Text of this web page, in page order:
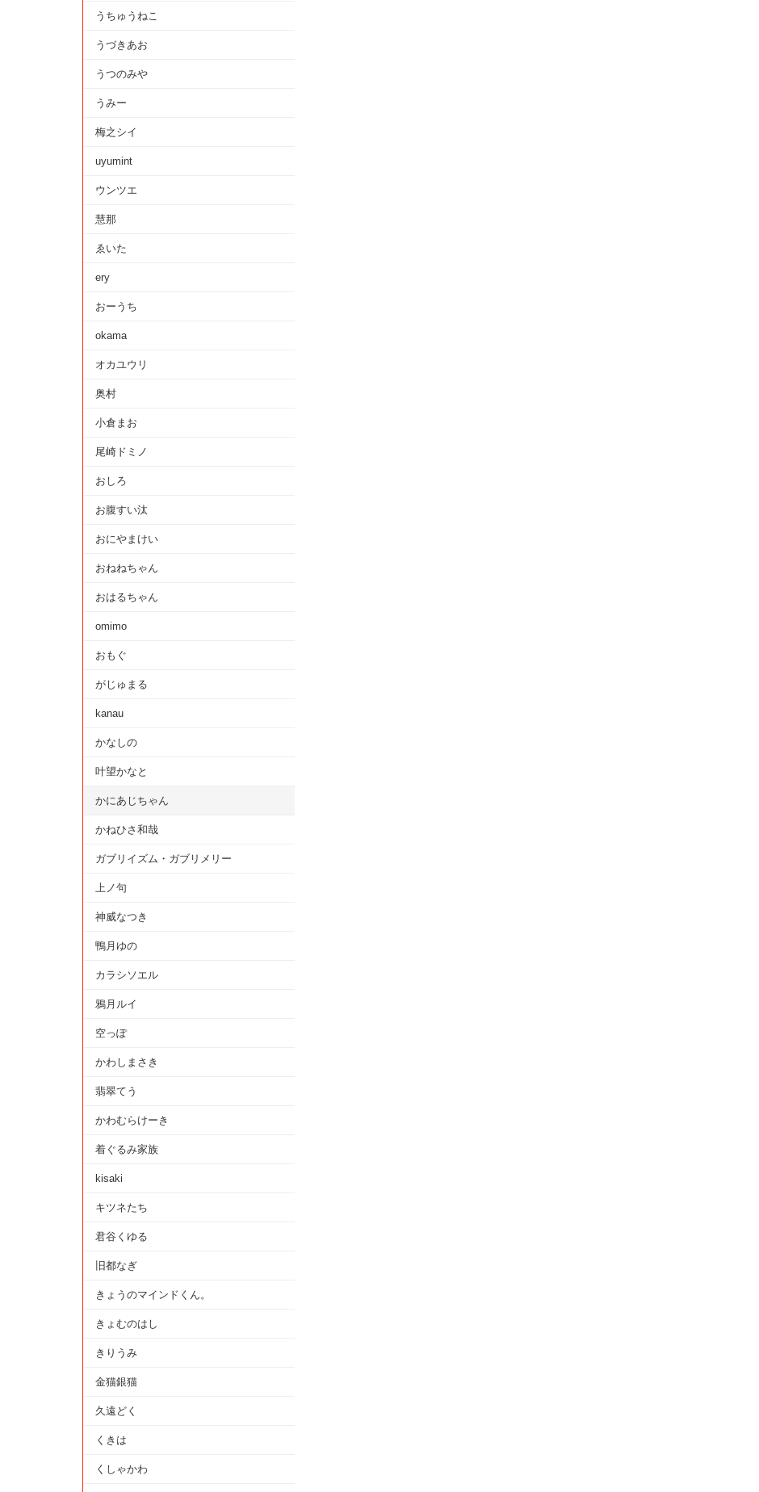
うちゅうねこ
うづきあお
うつのみや
うみー
梅之シイ
uyumint
ウンツエ
慧那
ゑいた
ery
おーうち
okama
オカユウリ
奥村
小倉まお
尾崎ドミノ
おしろ
お腹すい汰
おにやまけい
おねねちゃん
おはるちゃん
omimo
おもぐ
がじゅまる
kanau
かなしの
叶望かなと
かにあじちゃん
かねひさ和哉
ガブリイズム・ガブリメリー
上ノ句
神威なつき
鴨月ゆの
カラシソエル
鴉月ルイ
空っぽ
かわしまさき
翡翠てう
かわむらけーき
着ぐるみ家族
kisaki
キツネたち
君谷くゆる
旧都なぎ
きょうのマインドくん。
きょむのはし
きりうみ
金猫銀猫
久遠どく
くきは
くしゃかわ